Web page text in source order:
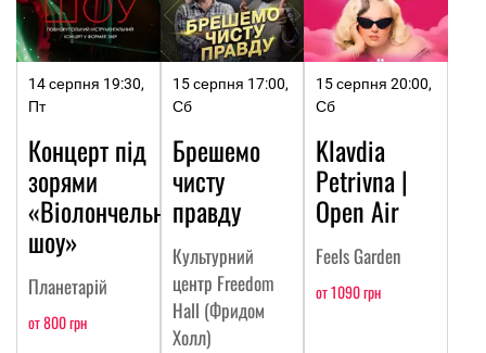
14 серпня 19:30,
Пт
Концерт під
зорями
«Віолончельне
шоу»
Планетарій
от 800 грн
15 серпня 17:00,
Сб
Брешемо
чисту
правду
Культурний
центр Freedom
Hall (Фридом
Холл)
15 серпня 20:00,
Сб
Klavdia
Petrivna |
Open Air
Feels Garden
от 1090 грн